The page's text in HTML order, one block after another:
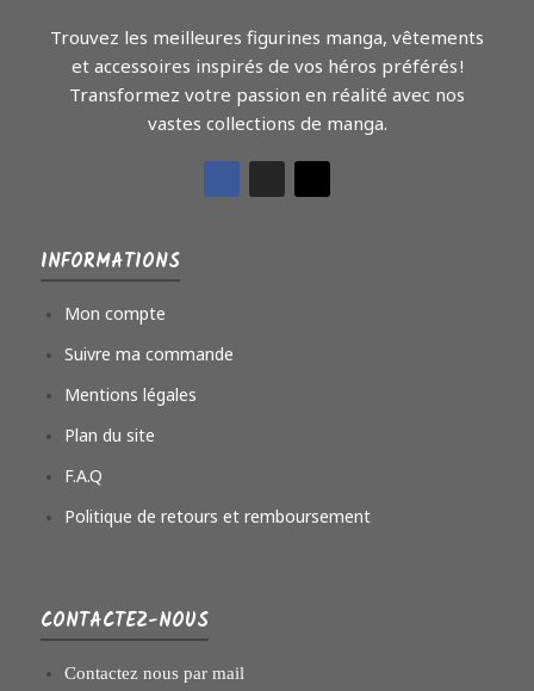
Trouvez les meilleures figurines manga, vêtements
et accessoires inspirés de vos héros préférés !
Transformez votre passion en réalité avec nos
vastes collections de manga.
INFORMATIONS
Mon compte
Suivre ma commande
Mentions légales
Plan du site
F.A.Q
Politique de retours et remboursement
CONTACTEZ-NOUS
Contactez nous par mail